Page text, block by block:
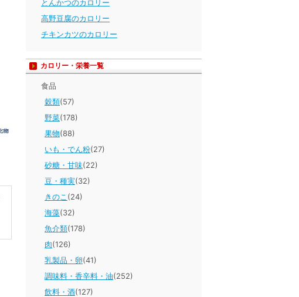
とんかつのカロリー
高野豆腐のカロリー
チキンカツのカロリー
カロリー・栄養一覧
食品
穀類(57)
野菜(178)
果物(88)
いも・でん粉(27)
砂糖・甘味(22)
豆・種実(32)
きのこ (24)
海藻(32)
魚介類(178)
肉(126)
乳製品・卵(41)
調味料・香辛料・油(252)
飲料・酒(127)